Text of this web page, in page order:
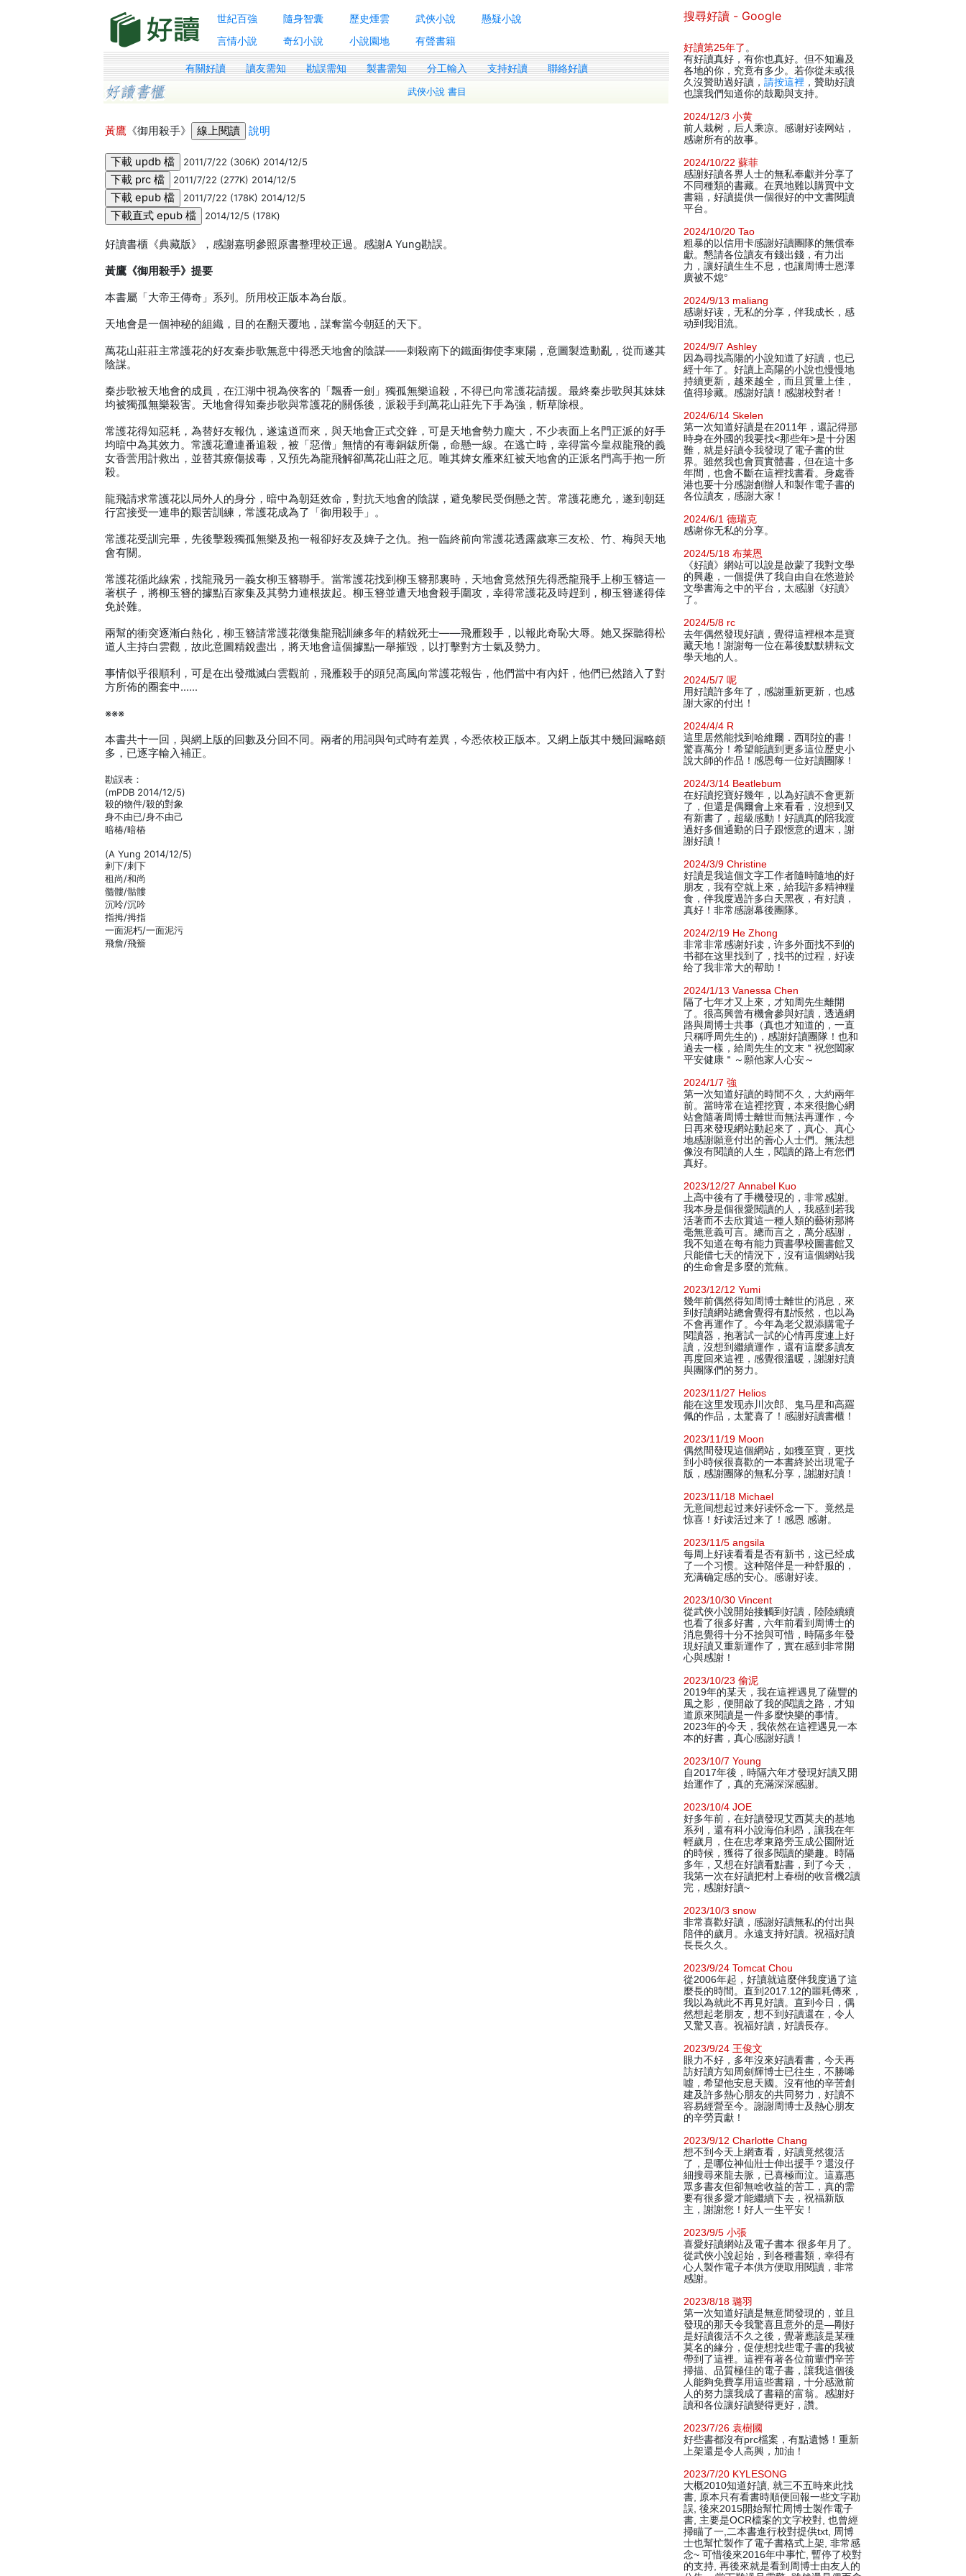
世紀百強 隨身智囊 歷史煙雲 武俠小說
懸疑小說
言情小說
奇幻小說 小說園地 有聲書籍
有關好讀 讀友需知 勘誤需知 製書需知 分工輸入 支持好讀 聯絡好讀
武俠小說 書目
黃鷹 《御用殺手》 說明
2011/7/22 (306K) 2014/12/5
2011/7/22 (277K) 2014/12/5
2011/7/22 (178K) 2014/12/5
2014/12/5 (178K)
好讀書櫃《典藏版》，感謝嘉明參照原書整理校正過。感謝A Yung勘誤。
黃鷹《御用殺手》提要
本書屬「大帝王傳奇」系列。所用校正版本為台版。
天地會是一個神秘的組織，目的在翻天覆地，謀奪當今朝廷的天下。
萬花山莊莊主常護花的好友秦步歌無意中得悉天地會的陰謀——刺殺南下的鐵面御使李東陽，意圖製造動亂，從而遂其
陰謀。
秦步歌被天地會的成員，在江湖中視為俠客的「飄香一劍」獨孤無樂追殺，不得已向常護花請援。最終秦步歌與其妹妹
均被獨孤無樂殺害。天地會得知秦步歌與常護花的關係後，派殺手到萬花山莊先下手為強，斬草除根。
常護花得知惡耗，為替好友報仇，遂遠道而來，與天地會正式交鋒，可是天地會勢力龐大，不少表面上名門正派的好手
均暗中為其效力。常護花遭連番追殺，被「惡僧」無情的有毒銅鈸所傷，命懸一線。在逃亡時，幸得當今皇叔龍飛的義
女香蕓用計救出，並替其療傷拔毒，又預先為龍飛解卻萬花山莊之厄。唯其婢女雁來紅被天地會的正派名門高手抱一所
殺。
龍飛請求常護花以局外人的身分，暗中為朝廷效命，對抗天地會的陰謀，避免黎民受倒懸之苦。常護花應允，遂到朝廷
行宮接受一連串的艱苦訓練，常護花成為了「御用殺手」。
常護花受訓完畢，先後擊殺獨孤無樂及抱一報卻好友及婢子之仇。抱一臨終前向常護花透露歲寒三友松、竹、梅與天地
會有關。
常護花循此線索，找龍飛另一義女柳玉簪聯手。當常護花找到柳玉簪那裏時，天地會竟然預先得悉龍飛手上柳玉簪這一
著棋子，將柳玉簪的據點百家集及其勢力連根拔起。柳玉簪並遭天地會殺手圍攻，幸得常護花及時趕到，柳玉簪遂得倖
免於難。
兩幫的衝突逐漸白熱化，柳玉簪請常護花徵集龍飛訓練多年的精銳死士——飛雁殺手，以報此奇恥大辱。她又探聽得松
道人主持白雲觀，故此意圖精銳盡出，將天地會這個據點一舉摧毀，以打擊對方士氣及勢力。
事情似乎很順利，可是在出發殲滅白雲觀前，飛雁殺手的頭兒高風向常護花報告，他們當中有內奸，他們已然踏入了對
方所佈的圈套中……
※※※
本書共十一回，與網上版的回數及分回不同。兩者的用詞與句式時有差異，今悉依校正版本。又網上版其中幾回漏略頗
多，已逐字輸入補正。
勘誤表：
(mPDB 2014/12/5)
殺的物件/殺的對象
身不由已/身不由己
暗椿/暗樁
(A Yung 2014/12/5)
剌下/刺下
租尚/和尚
髓髏/骷髏
沉呤/沉吟
指拇/拇指
一面泥朽/一面泥污
飛詹/飛簷
搜尋好讀 - Google
好讀第25年了 。
有好讀真好，有你也真好。但不知遍及
各地的你，究竟有多少。若你從未或很
久沒贊助過好讀， 請按這裡 ，贊助好讀
也讓我們知道你的鼓勵與支持。
2024/12/3 小黄
前人栽树，后人乘凉。感谢好读网站，
感谢所有的故事。
2024/10/22 蘇菲
感謝好讀各界人士的無私奉獻并分享了
不同種類的書藏。在異地難以購買中文
書籍，好讀提供一個很好的中文書閱讀
平台。
2024/10/20 Tao
粗暴的以信用卡感謝好讀團隊的無償奉
獻。懇請各位讀友有錢出錢，有力出
力，讓好讀生生不息，也讓周博士恩澤
廣被不熄°
2024/9/13 maliang
感谢好读，无私的分享，伴我成长，感
动到我泪流。
2024/9/7 Ashley
因為尋找高陽的小說知道了好讀，也已
經十年了。好讀上高陽的小說也慢慢地
持續更新，越來越全，而且質量上佳，
值得珍藏。感謝好讀！感謝校對者！
2024/6/14 Skelen
第一次知道好讀是在2011年，還記得那
時身在外國的我要找<那些年>是十分困
難，就是好讀令我發現了電子書的世
界。雖然我也會買實體書，但在這十多
年間，也會不斷在這裡找書看。身處香
港也要十分感謝創辦人和製作電子書的
各位讀友，感謝大家！
2024/6/1 德瑞克
感谢你无私的分享。
2024/5/18 布莱恩
《好讀》網站可以說是啟蒙了我對文學
的興趣，一個提供了我自由自在悠遊於
文學書海之中的平台，太感謝《好讀》
了。
2024/5/8 rc
去年偶然發現好讀，覺得這裡根本是寶
藏天地！謝謝每一位在幕後默默耕耘文
學天地的人。
2024/5/7 呢
用好讀許多年了，感謝重新更新，也感
謝大家的付出！
2024/4/4 R
這里居然能找到哈維爾．西耶拉的書！
驚喜萬分！希望能讀到更多這位歷史小
說大師的作品！感恩每一位好讀團隊！
2024/3/14 Beatlebum
在好讀挖寶好幾年，以為好讀不會更新
了，但還是偶爾會上來看看，沒想到又
有新書了，超級感動！好讀真的陪我渡
過好多個通勤的日子跟愜意的週末，謝
謝好讀！
2024/3/9 Christine
好讀是我這個文字工作者隨時隨地的好
朋友，我有空就上來，給我許多精神糧
食，伴我度過許多白天黑夜，有好讀，
真好！非常感謝幕後團隊。
2024/2/19 He Zhong
非常非常感谢好读，许多外面找不到的
书都在这里找到了，找书的过程，好读
给了我非常大的帮助！
2024/1/13 Vanessa Chen
隔了七年才又上來，才知周先生離開
了。很高興曾有機會參與好讀，透過網
路與周博士共事（真也才知道的，一直
只稱呼周先生的)，感謝好讀團隊！也和
過去一樣，給周先生的文末＂祝您闔家
平安健康＂～願他家人心安～
2024/1/7 強
第一次知道好讀的時間不久，大約兩年
前。當時常在這裡挖寶，本來很擔心網
站會隨著周博士離世而無法再運作，今
日再來發現網站動起來了，真心、真心
地感謝願意付出的善心人士們。無法想
像沒有閱讀的人生，閱讀的路上有您們
真好。
2023/12/27 Annabel Kuo
上高中後有了手機發現的，非常感謝。
我本身是個很愛閱讀的人，我感到若我
活著而不去欣賞這一種人類的藝術那將
毫無意義可言。總而言之，萬分感謝，
我不知道在每有能力買書學校圖書館又
只能借七天的情況下，沒有這個網站我
的生命會是多麼的荒蕪。
2023/12/12 Yumi
幾年前偶然得知周博士離世的消息，來
到好讀網站總會覺得有點悵然，也以為
不會再運作了。今年為老父親添購電子
閱讀器，抱著試一試的心情再度連上好
讀，沒想到繼續運作，還有這麼多讀友
再度回來這裡，感覺很溫暖，謝謝好讀
與團隊們的努力。
2023/11/27 Helios
能在这里发现赤川次郎、鬼马星和高羅
佩的作品，太驚喜了！感謝好讀書櫃！
2023/11/19 Moon
偶然間發現這個網站，如獲至寶，更找
到小時候很喜歡的一本書終於出現電子
版，感謝團隊的無私分享，謝謝好讀！
2023/11/18 Michael
无意间想起过来好读怀念一下。竟然是
惊喜！好读活过来了！感恩 感谢。
2023/11/5 angsila
每周上好读看看是否有新书，这已经成
了一个习惯。这种陪伴是一种舒服的，
充满确定感的安心。感谢好读。
2023/10/30 Vincent
從武俠小說開始接觸到好讀，陸陸續續
也看了很多好書，六年前看到周博士的
消息覺得十分不捨與可惜，時隔多年發
現好讀又重新運作了，實在感到非常開
心與感謝！
2023/10/23 偷泥
2019年的某天，我在這裡遇見了薩豐的
風之影，便開啟了我的閱讀之路，才知
道原來閱讀是一件多麼快樂的事情。
2023年的今天，我依然在這裡遇見一本
本的好書，真心感謝好讀！
2023/10/7 Young
自2017年後，時隔六年才發現好讀又開
始運作了，真的充滿深深感謝。
2023/10/4 JOE
好多年前，在好讀發現艾西莫夫的基地
系列，還有科小說海伯利昂，讓我在年
輕歲月，住在忠孝東路旁玉成公園附近
的時候，獲得了很多閱讀的樂趣。時隔
多年，又想在好讀看點書，到了今天，
我第一次在好讀把村上春樹的收音機2讀
完，感謝好讀~
2023/10/3 snow
非常喜歡好讀，感謝好讀無私的付出與
陪伴的歲月。永遠支持好讀。祝福好讀
長長久久。
2023/9/24 Tomcat Chou
從2006年起，好讀就這麼伴我度過了這
麼長的時間。直到2017.12的噩耗傳來，
我以為就此不再見好讀。直到今日，偶
然想起老朋友，想不到好讀還在，令人
又驚又喜。祝福好讀，好讀長存。
2023/9/24 王俊文
眼力不好，多年沒來好讀看書，今天再
訪好讀方知周劍輝博士已往生，不勝唏
噓，希望他安息天國。沒有他的辛苦創
建及許多熱心朋友的共同努力，好讀不
容易經營至今。謝謝周博士及熱心朋友
的辛勞貢獻！
2023/9/12 Charlotte Chang
想不到今天上網查看，好讀竟然復活
了，是哪位神仙壯士伸出援手？還沒仔
細搜尋來龍去脈，已喜極而泣。這嘉惠
眾多書友但卻無啥收益的苦工，真的需
要有很多愛才能繼續下去，祝福新版
主，謝謝您！好人一生平安！
2023/9/5 小張
喜愛好讀網站及電子書本 很多年月了。
從武俠小說起始，到各種書類，幸得有
心人製作電子本供方便取用閱讀，非常
感謝。
2023/8/18 璐羽
第一次知道好讀是無意間發現的，並且
發現的那天令我驚喜且意外的是—剛好
是好讀復活不久之後，覺著應該是某種
莫名的緣分，促使想找些電子書的我被
帶到了這裡。這裡有著各位前輩們辛苦
掃描、品質極佳的電子書，讓我這個後
人能夠免費享用這些書籍，十分感激前
人的努力讓我成了書籍的富翁。感謝好
讀和各位讓好讀變得更好，讚。
2023/7/26 袁樹國
好些書都沒有prc檔案，有點遺憾！重新
上架還是令人高興，加油！
2023/7/20 KYLESONG
大概2010知道好讀, 就三不五時來此找
書, 原本只有看書時順便回報一些文字勘
誤, 後來2015開始幫忙周博士製作電子
書, 主要是OCR檔案的文字校對, 也曾經
掃瞄了一,二本書進行校對提供txt, 周博
士也幫忙製作了電子書格式上架, 非常感
念~ 可惜後來2016年中事忙, 暫停了校對
的支持, 再後來就是看到周博士由友人的